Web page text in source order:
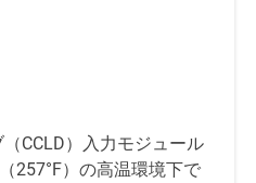
CCLD）入力モジュール
257°F）の高温環境下で